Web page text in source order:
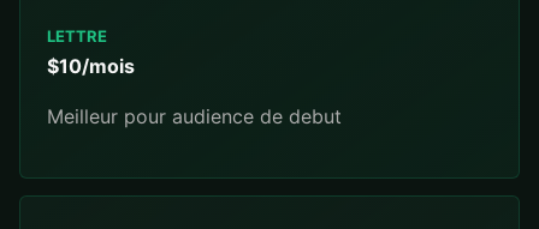
LETTRE
$10/mois
Meilleur pour audience de debut